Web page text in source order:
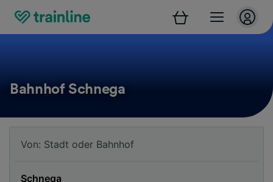
Bahnhof Schnega